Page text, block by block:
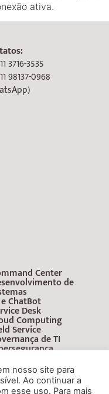
ativa.
3716-3535
98137-0968
Center
de
ChatBot
Desk
Computing
Service
de TI
nosso site para
Ao continuar a
esse uso. Para mais